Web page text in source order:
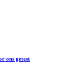
ons getest